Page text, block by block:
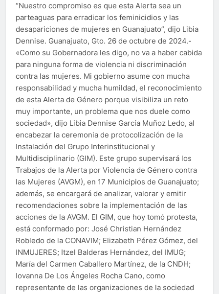
“Nuestro compromiso es que esta Alerta sea un
parteaguas para erradicar los feminicidios y las
desapariciones de mujeres en Guanajuato”, dijo Libia
Dennise. Guanajuato, Gto. 26 de octubre de 2024.-
«Como su Gobernadora les digo, no va a haber cabida
para ninguna forma de violencia ni discriminación
contra las mujeres. Mi gobierno asume con mucha
responsabilidad y mucha humildad, el reconocimiento
de esta Alerta de Género porque visibiliza un reto
muy importante, un problema que nos duele como
sociedad», dijo Libia Dennise García Muñoz Ledo, al
encabezar la ceremonia de protocolización de la
Instalación del Grupo Interinstitucional y
Multidisciplinario (GIM). Este grupo supervisará los
Trabajos de la Alerta por Violencia de Género contra
las Mujeres (AVGM), en 17 Municipios de Guanajuato;
además, se encargará de analizar, valorar y emitir
recomendaciones sobre la implementación de las
acciones de la AVGM. El GIM, que hoy tomó protesta,
está conformado por: José Christian Hernández
Robledo de la CONAVIM; Elizabeth Pérez Gómez, del
INMUJERES; Itzel Balderas Hernández, del IMUG;
María del Carmen Caballero Martínez, de la CNDH;
Iovanna De Los Ángeles Rocha Cano, como
representante de las organizaciones de la sociedad